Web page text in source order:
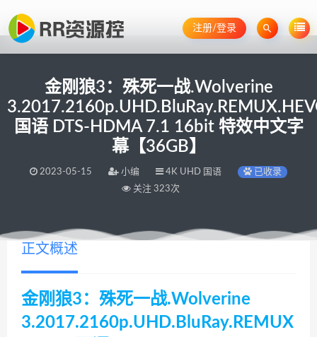
注册/登录
金刚狼3：殊死一战.Wolverine
国语 DTS-HDMA 7.1 16bit 特效中文字
幕【36GB】
2023-05-15 小编 4K UHD 国语
已收录
关注 323次
正文概述
金刚狼3：殊死一战.Wolverine
3.2017.2160p.UHD.BluRay.REMUX